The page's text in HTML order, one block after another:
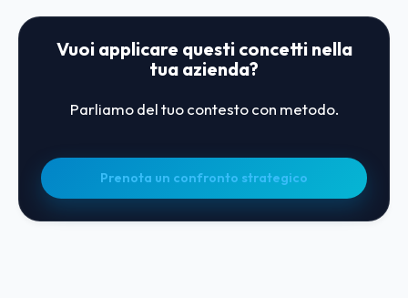
Vuoi applicare questi concetti nella
tua azienda?
Parliamo del tuo contesto con metodo.
Prenota un confronto strategico